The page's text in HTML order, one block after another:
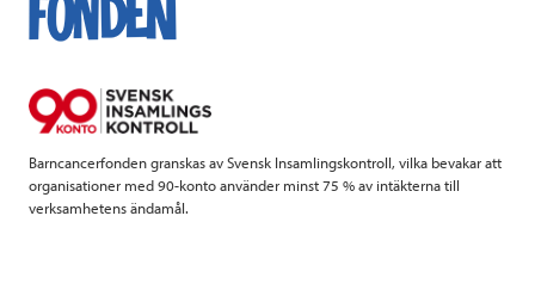
Barncancerfonden granskas av Svensk Insamlingskontroll, vilka bevakar att
organisationer med 90-konto använder minst 75 % av intäkterna till
verksamhetens ändamål.